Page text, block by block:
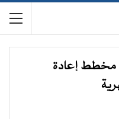
مخطط إعادة